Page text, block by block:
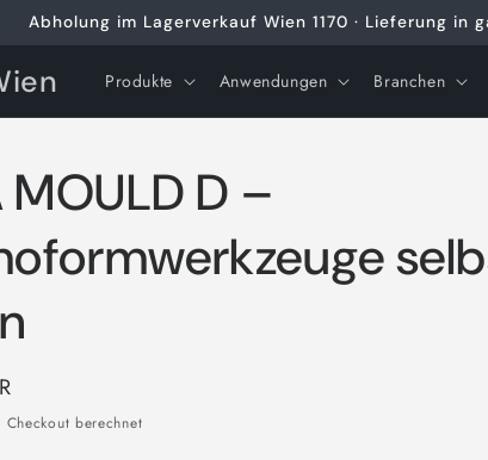
Abholung im Lagerverkauf Wien 1170 · Lieferung
Produkte Anwendungen Branchen
MOULD D –
berechnet